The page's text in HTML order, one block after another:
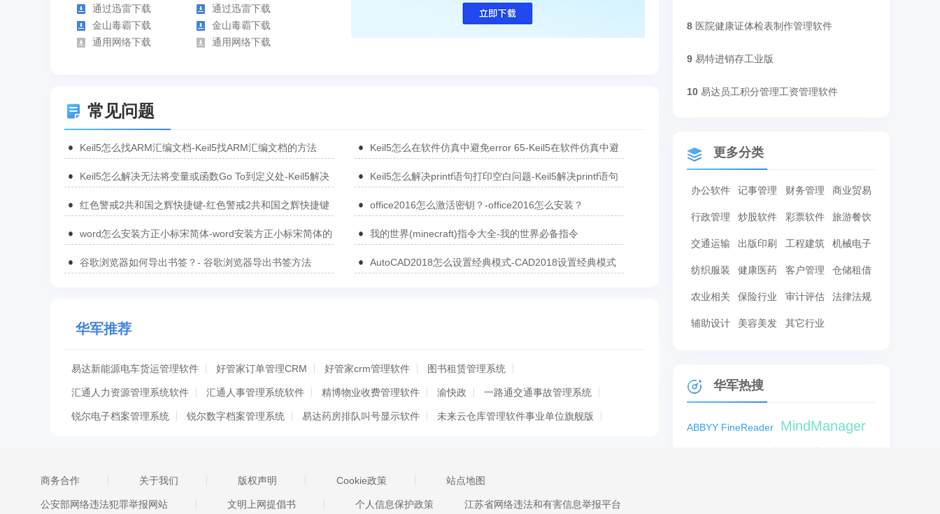
通过迅雷下载
通过迅雷下载
金山毒霸下载
金山毒霸下载
通用网络下载
通用网络下载
常见问题
Keil5怎么找ARM汇编文档-Keil5找ARM汇编文档的方法
Keil5怎么在软件仿真中避免error 65-Keil5在软件仿真中避
Keil5怎么解决无法将变量或函数Go To到定义处-Keil5解决
Keil5怎么解决printf语句打印空白问题-Keil5解决printf语句
红色警戒2共和国之辉快捷键-红色警戒2共和国之辉快捷键
office2016怎么激活密钥？-office2016怎么安装？
word怎么安装方正小标宋简体-word安装方正小标宋简体的
我的世界(minecraft)指令大全-我的世界必备指令
谷歌浏览器如何导出书签？- 谷歌浏览器导出书签方法
AutoCAD2018怎么设置经典模式-CAD2018设置经典模式
华军推荐
易达新能源电车货运管理软件 好管家订单管理CRM 好管家crm管理软件 图书租赁管理系统
汇通人力资源管理系统软件 汇通人事管理系统软件 精博物业收费管理软件 渝快政 一路通交通事故管理系统
锐尔电子档案管理系统 锐尔数字档案管理系统 易达药房排队叫号显示软件 未来云仓库管理软件事业单位旗舰版
汇通艺术生招生报名管理系统 求索人事档案管理系统 求索人事档案管理系统 易特进销存工业版
易达综合商城出租收费管理软件 优易图书管理系统 医院健康证体检表制作管理软件 里诺户口管理软件
8 医院健康证体检表制作管理软件
9 易特进销存工业版
10 易达员工积分管理工资管理软件
更多分类
办公软件 记事管理 财务管理 商业贸易
行政管理 炒股软件 彩票软件 旅游餐饮
交通运输 出版印刷 工程建筑 机械电子
纺织服装 健康医药 客户管理 仓储租借
农业相关 保险行业 审计评估 法律法规
辅助设计 美容美发 其它行业
华军热搜
ABBYY FineReader MindManager
商务合作 关于我们 版权声明 Cookie政策 站点地图
公安部网络违法犯罪举报网站 文明上网提倡书 个人信息保护政策 江苏省网络违法和有害信息举报平台